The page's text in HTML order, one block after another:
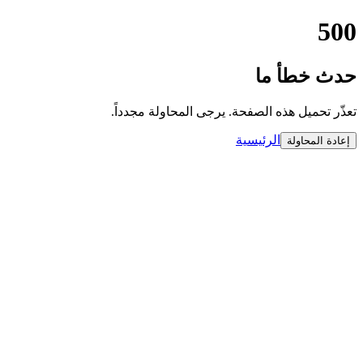
500
حدث خطأ ما
تعذّر تحميل هذه الصفحة. يرجى المحاولة مجدداً.
إعادة المحاولة الرئيسية